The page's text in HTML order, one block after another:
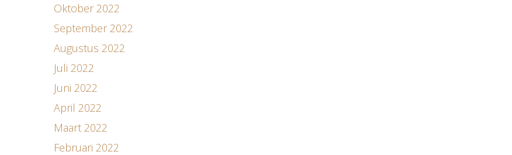
Oktober 2022
September 2022
Augustus 2022
Juli 2022
Juni 2022
April 2022
Maart 2022
Februari 2022